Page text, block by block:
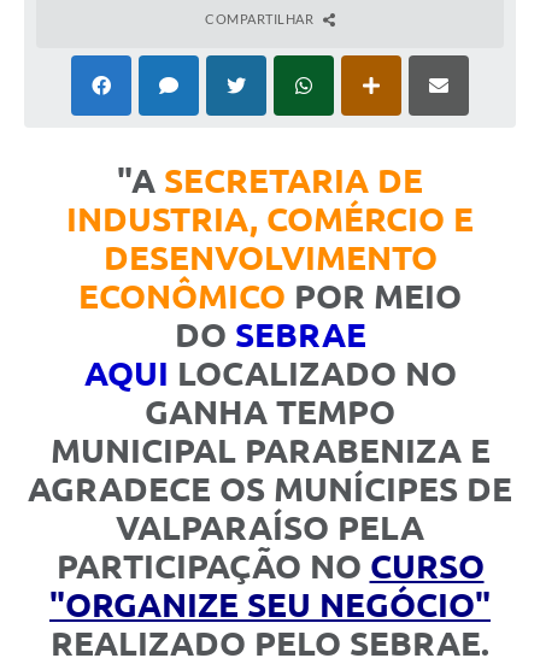
Leis Municipais Online
Contratos
Audiências Públicas
Arquivos para Download
Carta de Serviços
Galeria de Vídeos
Secretarias
Links
COMPARTILHAR
"A SECRETARIA DE
INDUSTRIA, COMÉRCIO E
DESENVOLVIMENTO
ECONÔMICO POR MEIO
DO SEBRAE
AQUI LOCALIZADO NO
GANHA TEMPO
MUNICIPAL PARABENIZA E
AGRADECE OS MUNÍCIPES DE
VALPARAÍSO PELA
PARTICIPAÇÃO NO CURSO
"ORGANIZE SEU NEGÓCIO"
REALIZADO PELO SEBRAE.